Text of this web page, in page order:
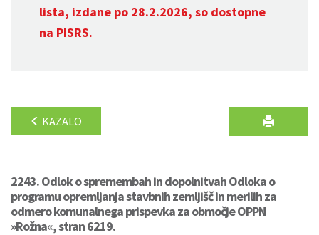
lista, izdane po 28.2.2026, so dostopne
na PISRS.
KAZALO
2243. Odlok o spremembah in dopolnitvah Odloka o
programu opremljanja stavbnih zemljišč in merilih za
odmero komunalnega prispevka za območje OPPN
»Rožna«, stran 6219.